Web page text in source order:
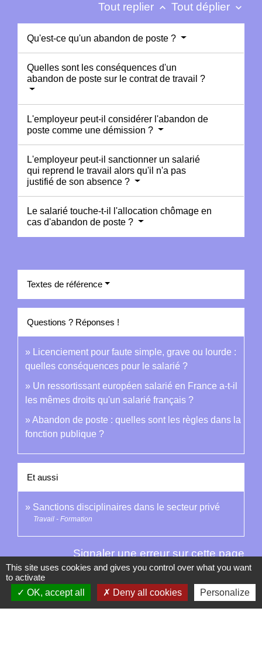
Tout replier keyboard_arrow_up Tout déplier keyboard_arrow_down
Qu'est-ce qu'un abandon de poste ?
Quelles sont les conséquences d'un
abandon de poste sur le contrat de travail ?
L'employeur peut-il considérer l'abandon de
poste comme une démission ?
L'employeur peut-il sanctionner un salarié
qui reprend le travail alors qu'il n'a pas
justifié de son absence ?
Le salarié touche-t-il l'allocation chômage en
cas d'abandon de poste ?
Textes de référence
Questions ? Réponses !
Licenciement pour faute simple, grave ou lourde :
quelles conséquences pour le salarié ?
Un ressortissant européen salarié en France a-t-il
les mêmes droits qu'un salarié français ?
Abandon de poste : quelles sont les règles dans la
fonction publique ?
Et aussi
Sanctions disciplinaires dans le secteur privé
Travail - Formation
Signaler une erreur sur cette page
This site uses cookies and gives you control over what you want
to activate
OK, accept all
Deny all cookies Personalize